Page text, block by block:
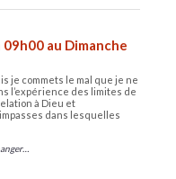
au Dimanche
je commets le mal que je ne
l’expérience des limites de
à Dieu et
dans lesquelles